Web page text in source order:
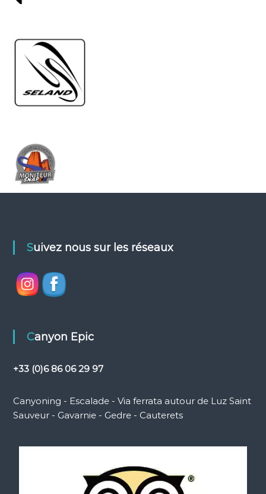
Suivez nous sur les réseaux
Canyon Epic
+33 (0)6 86 06 29 97
Canyoning - Escalade - Via ferrata autour de Luz Saint
Sauveur - Gavarnie - Gedre - Cauterets